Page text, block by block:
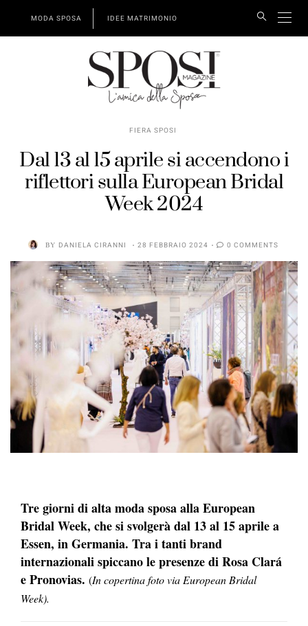
MODA SPOSA IDEE MATRIMONIO
FIERA SPOSI
Dal 13 al 15 aprile si accendono i
riflettori sulla European Bridal
Week 2024
BY DANIELA CIRANNI 28 FEBBRAIO 2024 0 COMMENTS
Tre giorni di alta moda sposa alla European
Bridal Week, che si svolgerà dal 13 al 15 aprile a
Essen, in Germania. Tra i tanti brand
internazionali spiccano le presenze di Rosa Clará
e Pronovias. (In copertina foto via European Bridal
Week).